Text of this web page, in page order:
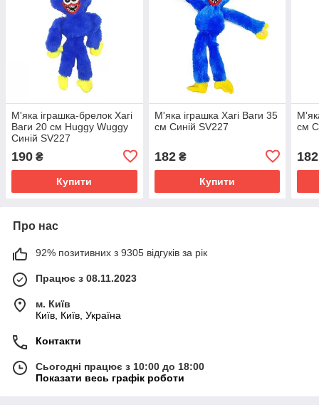
М'яка іграшка-брелок Хагі
Ваги 20 см Huggy Wuggy
Синій SV227
190 ₴
Купити
М'яка іграшка Хагі Ваги 35
см Синій SV227
182₴
Купити
см
182
Про нас
92% позитивних з 9305 відгуків за рік
Працює з 08.11.2023
м. Київ
Київ, Київ, Україна
Контакти
Сьогодні працює з 10:00 до 18:00
Показати весь графік роботи